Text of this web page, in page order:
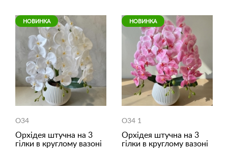
НОВИНКА
O34
Орхідея штучна на 3
гілки в круглому вазоні
НОВИНКА
O34 1
Орхідея штучна на 3
гілки в круглому вазоні